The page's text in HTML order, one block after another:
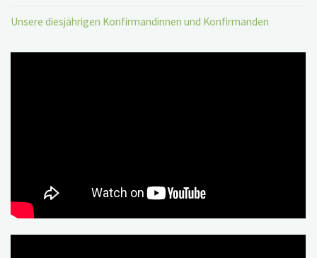
Unsere diesjährigen Konfirmandinnen und Konfirmanden